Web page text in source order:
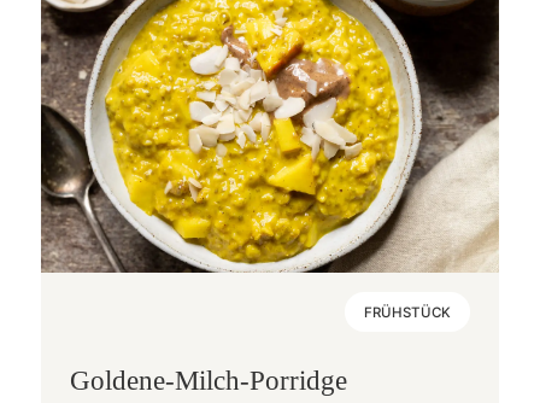
FRÜHSTÜCK
Goldene-Milch-Porridge